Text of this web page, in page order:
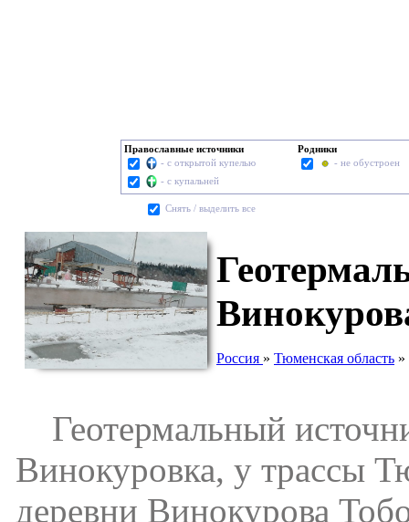
Православные источники
- с открытой купелью
- с купальней
Родники
- не обустроен
Cнять / выделить все
Россия » Тюменская область »
Геотермальный
Винокуровка, у трассы
деревни Винокурова